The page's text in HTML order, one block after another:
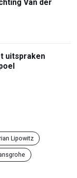
Van der
uitspraken
Lipowitz